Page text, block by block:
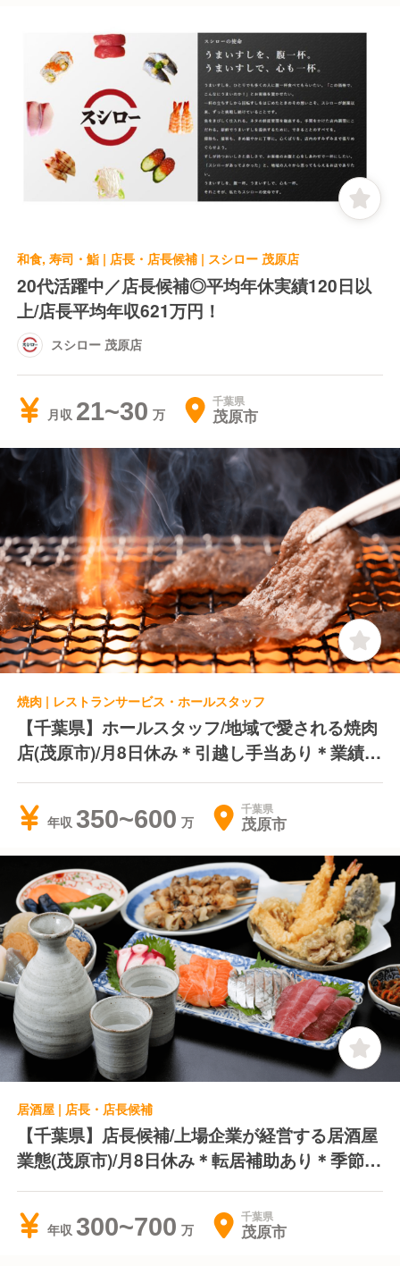
和食, 寿司・鮨 | 店長・店長候補 | スシロー 茂原店
20代活躍中／店長候補◎平均年休実績120日以
上/店長平均年収621万円！
スシロー 茂原店
月収 21~30 千葉県
茂原市
焼肉 | レストランサービス・ホールスタッフ
【千葉県】ホールスタッフ/地域で愛される焼肉
店(茂原市)/月8日休み＊引越し手当あり＊業績賞
与年2回
年収 350~600 千葉県
茂原市
居酒屋 | 店長・店長候補
【千葉県】店長候補/上場企業が経営する居酒屋
業態(茂原市)/月8日休み＊転居補助あり＊季節休
あり
年収 300~700 千葉県
茂原市